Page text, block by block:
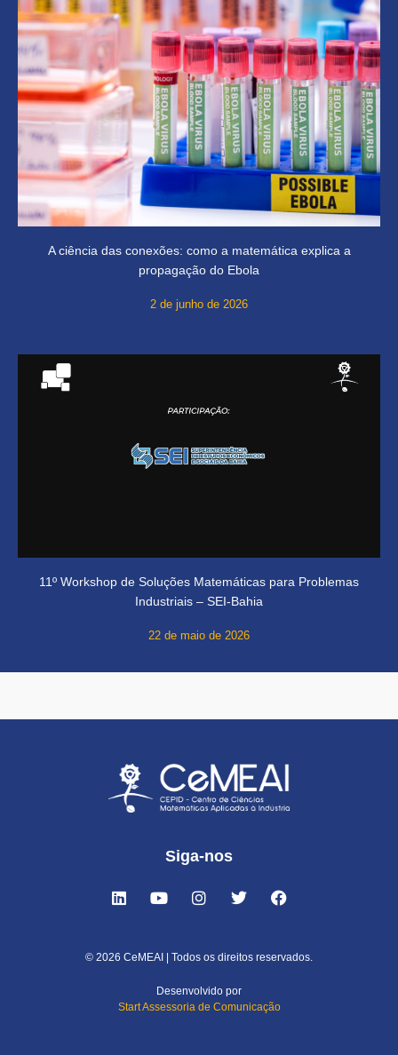
A ciência das conexões: como a matemática explica a
propagação do Ebola
2 de junho de 2026
11º Workshop de Soluções Matemáticas para Problemas
Industriais – SEI-Bahia
22 de maio de 2026
Siga-nos
© 2026 CeMEAI | Todos os direitos reservados.
Desenvolvido por
Start Assessoria de Comunicação